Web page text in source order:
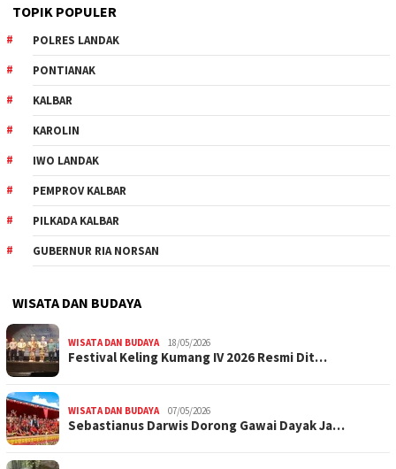
TOPIK POPULER
POLRES LANDAK
PONTIANAK
KALBAR
KAROLIN
IWO LANDAK
PEMPROV KALBAR
PILKADA KALBAR
GUBERNUR RIA NORSAN
WISATA DAN BUDAYA
WISATA DAN BUDAYA 18/05/2026
Festival Keling Kumang IV 2026 Resmi Dit…
WISATA DAN BUDAYA 07/05/2026
Sebastianus Darwis Dorong Gawai Dayak Ja…